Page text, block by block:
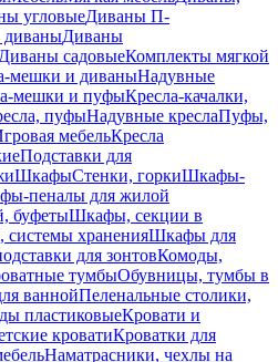
угловыеДиваны П-
диваныДиваны
Диваны садовыеКомплекты мягкой
мешки и диваныНадувные
мешки и пуфыКресла-качалки,
пуфыНадувные креслаПуфы,
мебельКресла
Подставки для
ШкафыСтенки, горкиШкафы-
пеналы для жилой
буфетыШкафы, секции в
системы храненияШкафы для
для зонтовКомоды,
тумбыОбувницы, тумбы в
ваннойПеленальные столики,
пластиковыеКровати и
кроватиКроватки для
Наматрасники, чехлы на